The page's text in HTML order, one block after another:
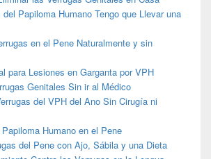
Papiloma Humano Tengo que Llevar una
en el Pene Naturalmente y sin
para Lesiones en Garganta por VPH
Genitales Sin ir al Médico
del VPH del Ano Sin Cirugía ni
Humano en el Pene
del Pene con Ajo, Sábila y una Dieta